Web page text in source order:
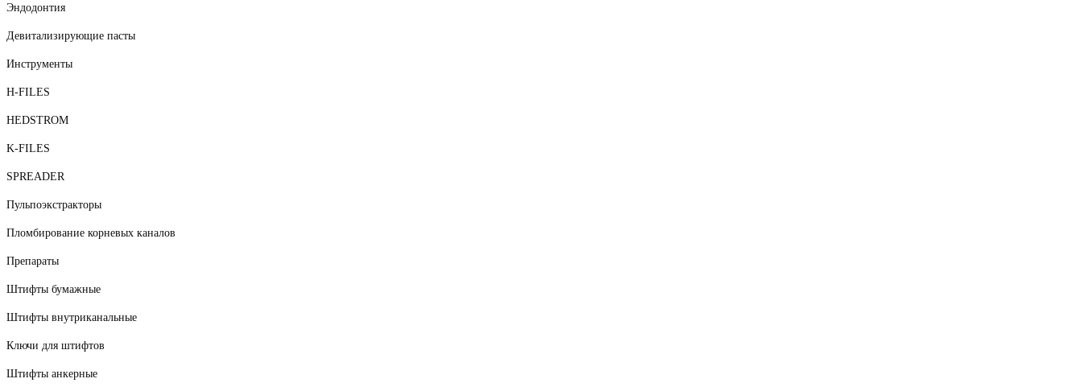
Эндодонтия
Девитализирующие пасты
Инструменты
H-FILES
HEDSTROM
K-FILES
SPREADER
Пульпоэкстракторы
Пломбирование корневых каналов
Препараты
Штифты бумажные
Штифты внутриканальные
Ключи для штифтов
Штифты анкерные